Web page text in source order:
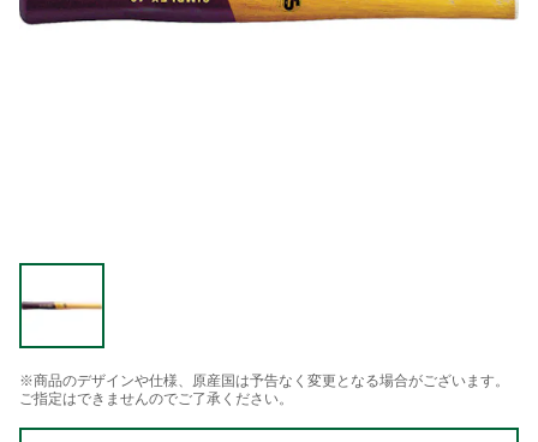
※商品のデザインや仕様、原産国は予告なく変更となる場合がございます。
ご指定はできませんのでご了承ください。